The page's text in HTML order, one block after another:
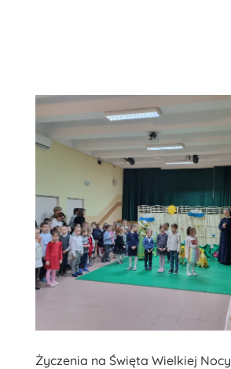
Życzenia na Święta Wielkiej Nocy